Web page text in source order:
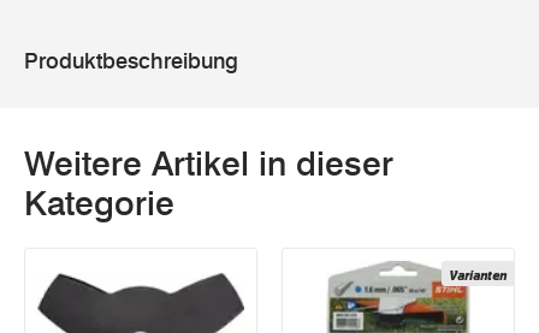
Produktbeschreibung
Weitere Artikel in dieser
Kategorie
Varianten